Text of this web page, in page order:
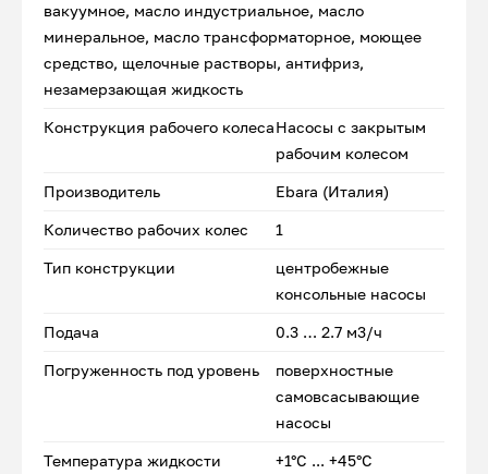
вакуумное, масло индустриальное, масло
минеральное, масло трансформаторное, моющее
средство, щелочные растворы, антифриз,
незамерзающая жидкость
Конструкция рабочего колесаНасосы с закрытым
рабочим колесом
Производитель Ebara (Италия)
Количество рабочих колес 1
Тип конструкции
центробежные
консольные насосы
Подача 0.3 … 2.7 м3/ч
Погруженность под уровень
поверхностные
самовсасывающие
насосы
Температура жидкости +1°С ... +45°С